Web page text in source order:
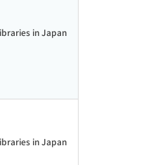
in Japan
in Japan